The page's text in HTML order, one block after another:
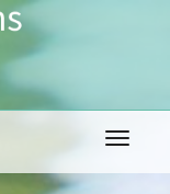
Toggle